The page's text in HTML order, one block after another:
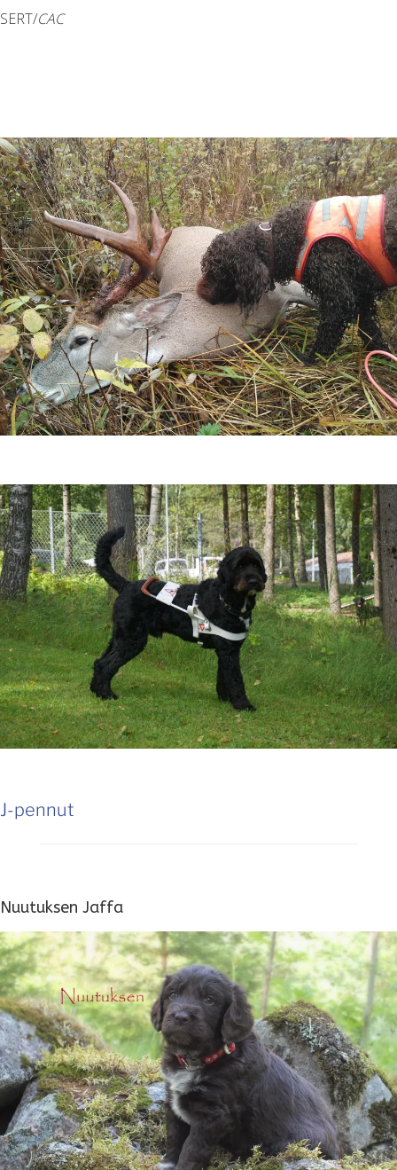
SERT/CAC
J-pennut
Nuutuksen Jaffa